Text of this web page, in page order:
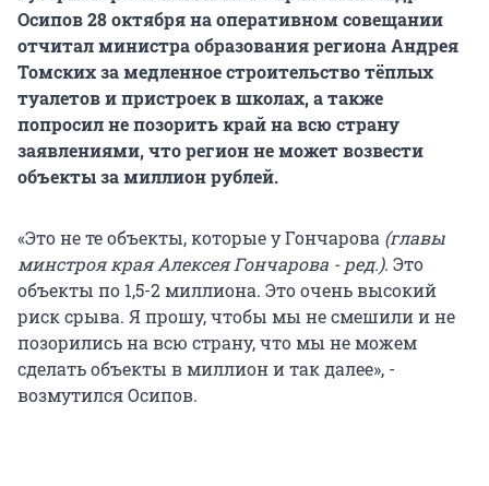
Осипов 28 октября на оперативном совещании
отчитал министра образования региона Андрея
Томских за медленное строительство тёплых
туалетов и пристроек в школах, а также
попросил не позорить край на всю страну
заявлениями, что регион не может возвести
объекты за миллион рублей.
«Это не те объекты, которые у Гончарова (главы
минстроя края Алексея Гончарова - ред.). Это
объекты по 1,5-2 миллиона. Это очень высокий
риск срыва. Я прошу, чтобы мы не смешили и не
позорились на всю страну, что мы не можем
сделать объекты в миллион и так далее», -
возмутился Осипов.